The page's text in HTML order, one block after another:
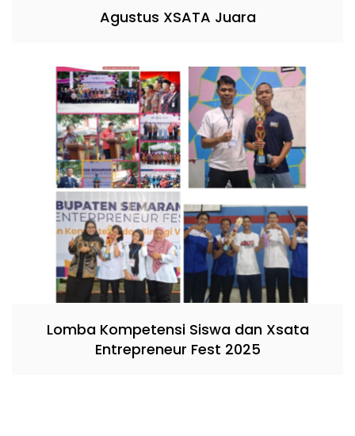
Agustus XSATA Juara
Lomba Kompetensi Siswa dan Xsata
Entrepreneur Fest 2025